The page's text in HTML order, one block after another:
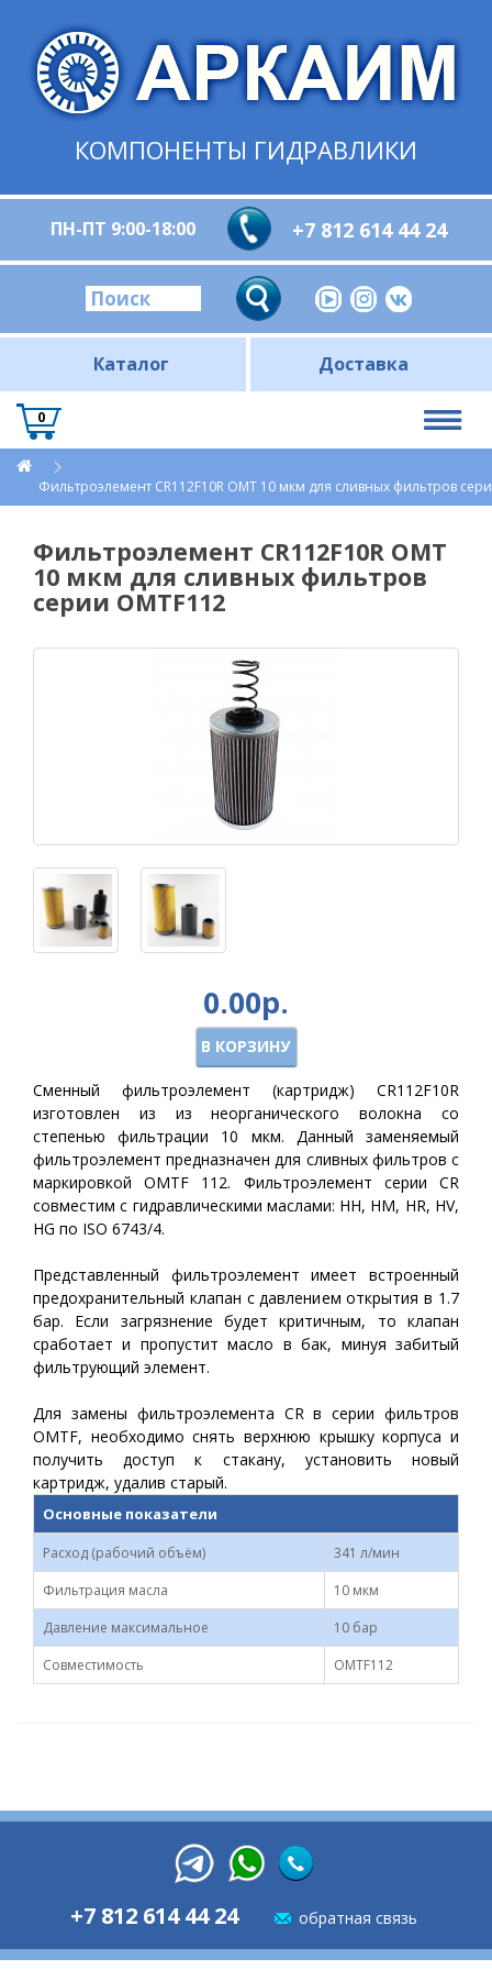
КОМПОНЕНТЫ ГИДРАВЛИКИ
ПН-ПТ 9:00-18:00 +7 812 614 44 24
Каталог Доставка
0
Фильтроэлемент CR112F10R OMT 10 мкм для сливных фильтров
Фильтроэлемент CR112F10R OMT
10 мкм для сливных фильтров
серии OMTF112
0.00р.
В КОРЗИНУ
Сменный фильтроэлемент (картридж) CR112F10R
изготовлен из из неорганического волокна со
степенью фильтрации 10 мкм. Данный заменяемый
фильтроэлемент предназначен для сливных фильтров с
маркировкой OMTF 112. Фильтроэлемент серии CR
совместим с гидравлическими маслами: HH, HM, HR, HV,
HG по ISO 6743/4.
Представленный фильтроэлемент имеет встроенный
предохранительный клапан с давлением открытия в 1.7
бар. Если загрязнение будет критичным, то клапан
сработает и пропустит масло в бак, минуя забитый
фильтрующий элемент.
Для замены фильтроэлемента CRв серии фильтров
OMTF, необходимо снять верхнюю крышку корпуса и
получить доступ к стакану, установить новый
картридж, удалив старый.
Основные показатели
Расход (рабочий объём)
341 л/мин
Фильтрация масла
10 мкм
Давление максимальное
10 бар
Совместимость
OMTF112
+7 812 614 44 24 обратная связь